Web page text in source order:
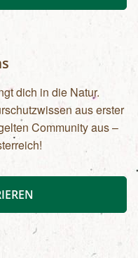
dich in die Natur.
aus erster
Community aus –